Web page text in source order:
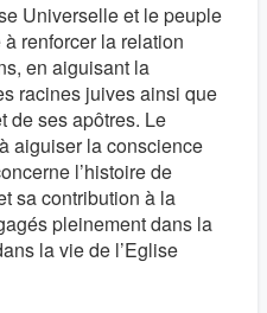
Universelle et le peuple
renforcer la relation
en aiguisant la
racines juives ainsi que
de ses apôtres. Le
aiguiser la conscience
l’histoire de
sa contribution à la
pleinement dans la
la vie de l’Eglise